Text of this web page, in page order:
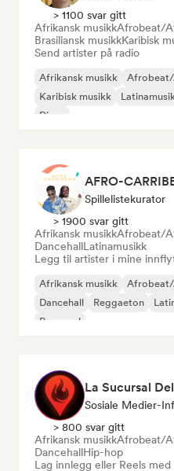
> 1100 svar gitt
Afrikansk musikkAfrobeat/
Brasiliansk musikkKaribisk
Send artister på radio
Afrikansk musikk
Karibisk musikk
Disco
AFRO-
Spillelistekurator
> 1900 svar gitt
Afrikansk musikkAfrobeat/
DancehallLatinamusikk
Legg til artister i mine
Afrikansk musikk
Dancehall
Reggaeton
Pop-soul
La Sucursal
Sosiale Medier-
> 800 svar gitt
Afrikansk musikkAfrobeat/
DancehallHip-hop
Lag innlegg eller Reels